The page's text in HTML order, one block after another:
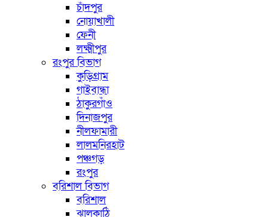
চাঁদপুর
নোয়াখালী
ফেনী
লক্ষ্মীপুর
রংপুর বিভাগ
কুড়িগ্রাম
গাইবান্ধা
ঠাকুরগাঁও
দিনাজপুর
নীলফামারী
লালমনিরহাট
পঞ্চগড়
রংপুর
বরিশাল বিভাগ
বরিশাল
ঝালকাঠি